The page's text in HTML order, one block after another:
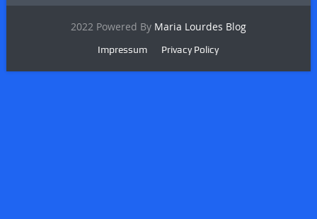
2022 Powered By Maria Lourdes Blog
Impressum Privacy Policy